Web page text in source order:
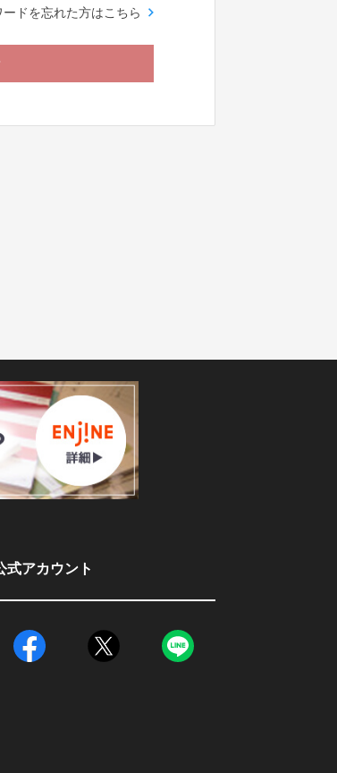
ードを忘れた方はこちら
式アカウント